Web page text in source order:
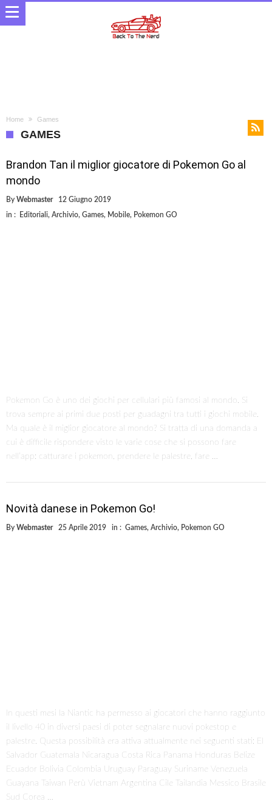
Home Games
GAMES
Brandon Tan il miglior giocatore di Pokemon Go al
mondo
By Webmaster 12 Giugno 2019
in : Editoriali, Archivio, Games, Mobile, Pokemon GO
Pokemon Go è uno dei giochi per cellulari più famosi al mondo. Si
trova sempre ai primi due posti per guadagni tra tutti i giochi mobile.
Ma quale è il miglior giocatore al mondo? Si tratta di una domanda a
cui è difficile rispondere visto le varie cose che si possono fare
nell’app: catturare i pokemon, prendere le palestre, fare …
Novità danese in Pokemon Go!
By Webmaster 25 Aprile 2019 in : Games, Archivio, Pokemon GO
In questi mesi la Niantic ha permesso ai giocatori che hanno raggiunto
il livello 40 in diversi paesi di poter segnalare nuovi pokestop e
palestre. Questa possibilità era attiva attualmente nei seguenti stati: El
Salvador Guatemala Nicaragua Costa Rica Panama Honduras Belize
Ecuador Bolivia Colombia Uruguay Paraguay Suriname Venezuela
Guayana Taiwan Perù Vietnam Argentina Cile Tailandia Messico Brasile
Sud Corea …